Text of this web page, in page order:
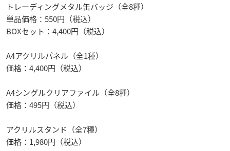
トレーディングメタル缶バッジ（全8種）
単品価格：550円（税込）
BOXセット：4,400円（税込）
A4アクリルパネル（全1種）
価格：4,400円（税込）
A4シングルクリアファイル（全8種）
価格：495円（税込）
アクリルスタンド（全7種）
価格：1,980円（税込）